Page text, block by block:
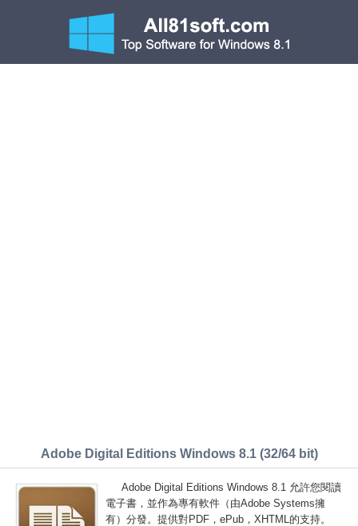
Adobe Digital Editions Windows 8.1 (32/64 bit)
Adobe Digital Editions Windows 8.1 允許您閱讀
電子書，並作為專有軟件（由Adobe Systems擁
有）分發。提供對PDF，ePub，XHTML的支持。